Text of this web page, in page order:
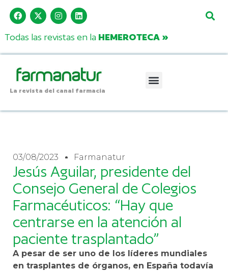
Todas las revistas en la HEMEROTECA »
La revista del canal farmacia
03/08/2023 Farmanatur
Jesús Aguilar, presidente del
Consejo General de Colegios
Farmacéuticos: “Hay que
centrarse en la atención al
paciente trasplantado”
A pesar de ser uno de los líderes mundiales
en trasplantes de órganos, en España todavía